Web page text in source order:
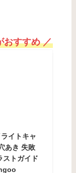
おすすめ ／
イトキャ
あき 失敗
ストガイド